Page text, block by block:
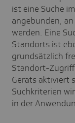
ist eine Suche
angebunden,
werden. Eine
Standorts ist
grundsätzlich
Standort-
Geräts aktiviert
Suchkriterien
in der